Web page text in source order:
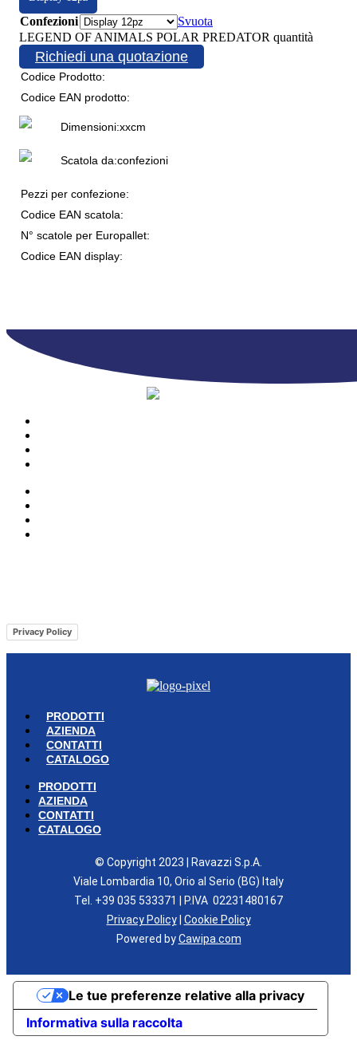
Confezioni
Svuota
LEGEND OF ANIMALS POLAR PREDATOR quantità
Richiedi una quotazione
Codice Prodotto:
Codice EAN prodotto:
Dimensioni:xxcm
Scatola da:confezioni
Pezzi per confezione:
Codice EAN scatola:
N° scatole per Europallet:
Codice EAN display:
Privacy Policy
PRODOTTI
AZIENDA
CONTATTI
CATALOGO
PRODOTTI
AZIENDA
CONTATTI
CATALOGO
© Copyright 2023 | Ravazzi S.p.A.
Viale Lombardia 10, Orio al Serio (BG) Italy
Tel. +39 035 533371 | P.IVA 02231480167
Privacy Policy| Cookie Policy
Powered byCawipa.com
Informativa sulla raccolta
Le tue preferenze relative alla privacy